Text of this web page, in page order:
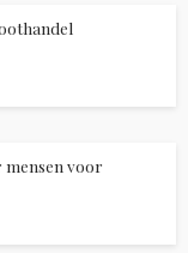
mensen voor